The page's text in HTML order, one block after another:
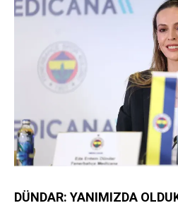
DÜNDAR: YANIMIZDA